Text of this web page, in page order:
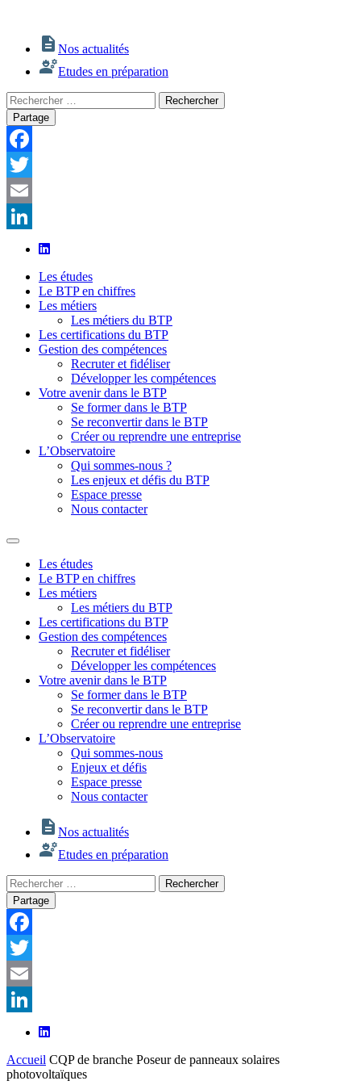
Nos actualités
Etudes en préparation
Rechercher
:
Rechercher
Partage
Facebook
Twitter
Email
LinkedIn
Les études
Le BTP en chiffres
Les métiers
Les métiers du BTP
Les certifications du BTP
Gestion des compétences
Recruter et fidéliser
Développer les compétences
Votre avenir dans le BTP
Se former dans le BTP
Se reconvertir dans le BTP
Créer ou reprendre une entreprise
L’Observatoire
Qui sommes-nous ?
Les enjeux et défis du BTP
Espace presse
Nous contacter
Les études
Le BTP en chiffres
Les métiers
Les métiers du BTP
Les certifications du BTP
Gestion des compétences
Recruter et fidéliser
Développer les compétences
Votre avenir dans le BTP
Se former dans le BTP
Se reconvertir dans le BTP
Créer ou reprendre une entreprise
L’Observatoire
Qui sommes-nous
Enjeux et défis
Espace presse
Nous contacter
Nos actualités
Etudes en préparation
Rechercher
:
Rechercher
Partage
Facebook
Twitter
Email
LinkedIn
Accueil CQP de branche Poseur de panneaux solaires
photovoltaïques